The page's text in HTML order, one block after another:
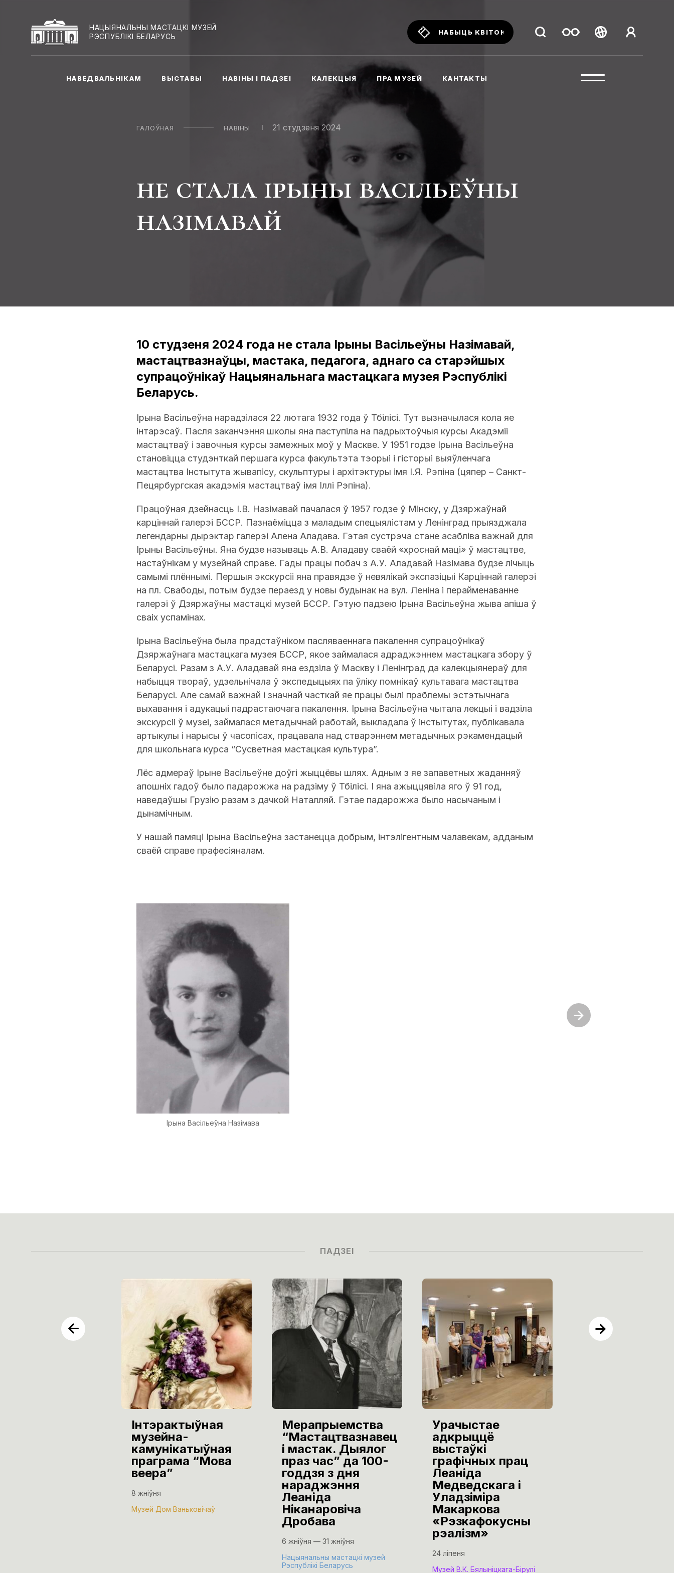
НАЦЫЯНАЛЬНЫ МАСТАЦКІ МУЗЕЙ
РЭСПУБЛІКІ БЕЛАРУСЬ
НАБЫЦЬ КВІТОК
Беларуская
Русский
НАВЕДВАЛЬНІКАМ ВЫСТАВЫ НАВІНЫ І ПАДЗЕІ КАЛЕКЦЫЯ ПРА МУЗЕЙ КАНТАКТЫ
ГАЛОЎНАЯ НАВІНЫ 21 студзеня 2024
не стала ірыны васільеўны
назімавай
10 студзеня 2024 года не стала Ірыны Васільеўны Назімавай,
мастацтвазнаўцы, мастака, педагога, аднаго са старэйшых
супрацоўнікаў Нацыянальнага мастацкага музея Рэспублікі
Беларусь.
Ірына Васільеўна нарадзілася 22 лютага 1932 года ў Тбілісі. Тут вызначылася кола яе
інтарэсаў. Пасля заканчэння школы яна паступіла на падрыхтоўчыя курсы Акадэміі
мастацтваў і завочныя курсы замежных моў у Маскве. У 1951 годзе Ірына Васільеўна
становіцца студэнткай першага курса факультэта тэорыі і гісторыі выяўленчага
мастацтва Інстытута жывапісу, скульптуры і архітэктуры імя І.Я. Рэпіна (цяпер – Санкт-
Пецярбургская акадэмія мастацтваў імя Іллі Рэпіна).
Працоўная дзейнасць І.В. Назімавай пачалася ў 1957 годзе ў Мінску, у Дзяржаўнай
карціннай галерэі БССР. Пазнаёміцца з маладым спецыялістам у Ленінград прыязджала
легендарны дырэктар галерэі Алена Аладава. Гэтая сустрэча стане асабліва важнай для
Ірыны Васільеўны. Яна будзе называць А.В. Аладаву сваёй «хроснай маці» ў мастацтве,
настаўнікам у музейнай справе. Гады працы побач з А.У. Аладавай Назімава будзе лічыць
самымі плённымі. Першыя экскурсіі яна правядзе ў невялікай экспазіцыі Карціннай галерэі
на пл. Свабоды, потым будзе пераезд у новы будынак на вул. Леніна і перайменаванне
галерэі ў Дзяржаўны мастацкі музей БССР. Гэтую падзею Ірына Васільеўна жыва апіша ў
сваіх успамінах.
Ірына Васільеўна была прадстаўніком пасляваеннага пакалення супрацоўнікаў
Дзяржаўнага мастацкага музея БССР, якое займалася адраджэннем мастацкага збору ў
Беларусі. Разам з А.У. Аладавай яна ездзіла ў Маскву і Ленінград да калекцыянераў для
набыцця твораў, удзельнічала ў экспедыцыях па ўліку помнікаў культавага мастацтва
Беларусі. Але самай важнай і значнай часткай яе працы былі праблемы эстэтычнага
выхавання і адукацыі падрастаючага пакалення. Ірына Васільеўна чытала лекцыі і вадзіла
экскурсіі ў музеі, займалася метадычнай работай, выкладала ў інстытутах, публікавала
артыкулы і нарысы ў часопісах, працавала над стварэннем метадычных рэкамендацый
для школьнага курса “Сусветная мастацкая культура”.
Лёс адмераў Ірыне Васільеўне доўгі жыццёвы шлях. Адным з яе запаветных жаданняў
апошніх гадоў было падарожжа на радзіму ў Тбілісі. І яна ажыццявіла яго ў 91 год,
наведаўшы Грузію разам з дачкой Наталляй. Гэтае падарожжа было насычаным і
дынамічным.
У нашай памяці Ірына Васільеўна застанецца добрым, інтэлігентным чалавекам, адданым
сваёй справе прафесіяналам.
Ірына Васільеўна Назімава
ПАДЗЕІ
Інтэрактыўная
музейна-
камунікатыўная
праграма “Мова
веера”
8 жніўня
Музей Дом Ваньковічаў
Мерапрыемства
“Мастацтвазнавец
і мастак. Дыялог
праз час” да 100-
годдзя з дня
нараджэння
Леаніда
Ніканаровіча
Дробава
6 жніўня — 31 жніўня
Нацыянальны мастацкі музей
Рэспублікі Беларусь
Урачыстае
адкрыццё
выстаўкі
графічных прац
Леаніда
Медведскага і
Уладзіміра
Макаркова
«Рэзкафокусны
рэалізм»
24 ліпеня
Музей В.К. Бялыніцкага-Бірулі